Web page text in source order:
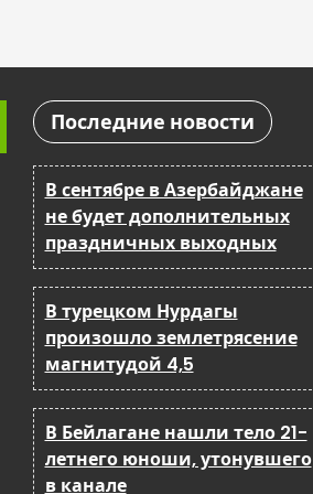
Последние новости
В сентябре в Азербайджане
не будет дополнительных
праздничных выходных
В турецком Нурдагы
произошло землетрясение
магнитудой 4,5
В Бейлагане нашли тело 21-
летнего юноши, утонувшего
в канале